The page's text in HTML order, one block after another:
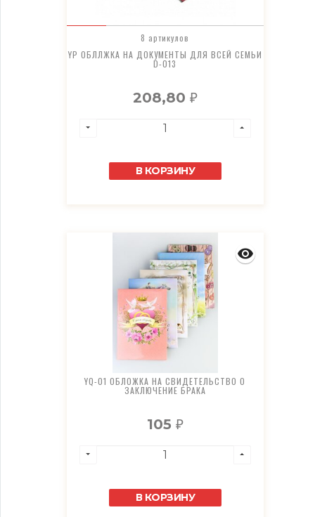
8 артикулов
YP ОБЛЛЖКА НА ДОКУМЕНТЫ ДЛЯ ВСЕЙ СЕМЬИ
D-013
208,80 ₽
В КОРЗИНУ
YQ-01 ОБЛОЖКА НА СВИДЕТЕЛЬСТВО О
ЗАКЛЮЧЕНИЕ БРАКА
105 ₽
В КОРЗИНУ